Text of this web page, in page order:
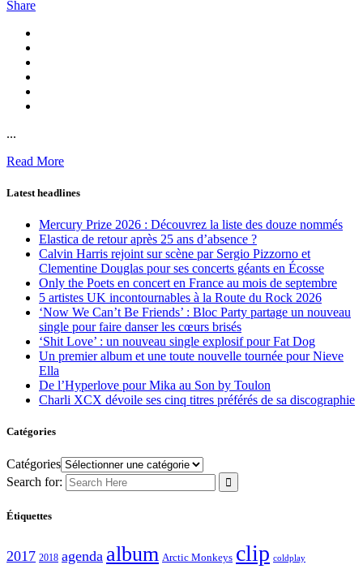
Share
...
Read More
Latest headlines
Mercury Prize 2026 : Découvrez la liste des douze nommés
Elastica de retour après 25 ans d’absence ?
Calvin Harris rejoint sur scène par Sergio Pizzorno et
Clementine Douglas pour ses concerts géants en Écosse
Only the Poets en concert en France au mois de septembre
5 artistes UK incontournables à la Route du Rock 2026
‘Now We Can’t Be Friends’ : Bloc Party partage un nouveau
single pour faire danser les cœurs brisés
‘Shit Love’ : un nouveau single explosif pour Fat Dog
Un premier album et une toute nouvelle tournée pour Nieve
Ella
De l’Hyperlove pour Mika au Son by Toulon
Charli XCX dévoile ses cinq titres préférés de sa discographie
Catégories
Catégories
Search for:
Étiquettes
2017 2018 agenda album Arctic Monkeys clip coldplay